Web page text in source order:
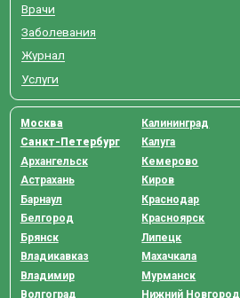
Врачи
Заболевания
Журнал
Услуги
Москва
Санкт-Петербург
Архангельск
Астрахань
Барнаул
Белгород
Брянск
Владикавказ
Владимир
Волгоград
Калининград
Калуга
Кемерово
Киров
Краснодар
Красноярск
Липецк
Махачкала
Мурманск
Нижний Новгород